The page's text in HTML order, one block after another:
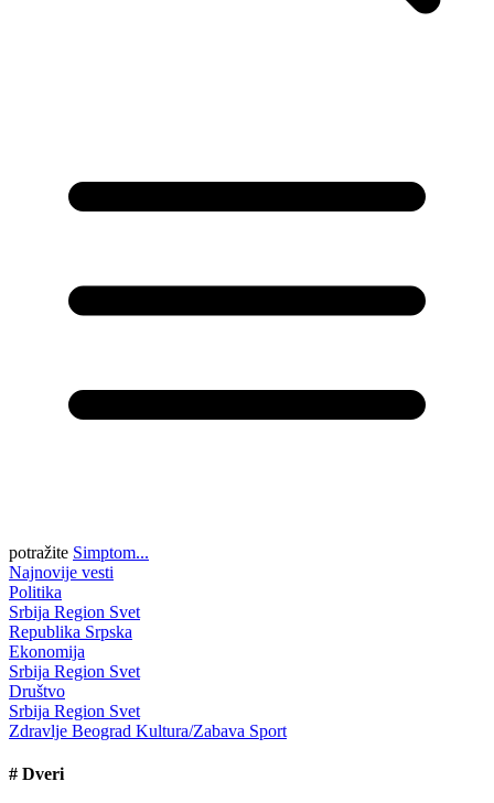
potražite Simptom...
Najnovije vesti
Politika
Srbija Region Svet
Republika Srpska
Ekonomija
Srbija Region Svet
Društvo
Srbija Region Svet
Zdravlje Beograd Kultura/Zabava Sport
# Dveri